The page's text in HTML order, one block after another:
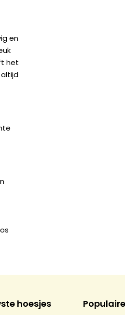
en
het
hoesjes